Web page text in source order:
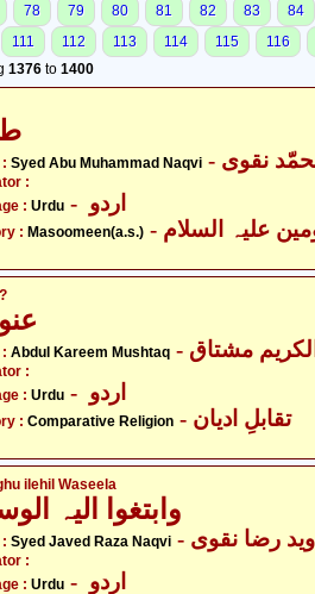
78 79 80 81 82 83 84
111 112 113 114 115 116
1376 to 1400
Syed Abu Muhammad Naqvi نقوی
:
: Urdu
: Masoomeen(a.s.)
Abdul Kareem Mushtaq مشتاق
:
: Urdu
: Comparative Religion - تقابلِ ادیان
ilehil Waseela
وابتغوا الیہ
Syed Javed Raza Naqvi رضا نقوی
:
: Urdu